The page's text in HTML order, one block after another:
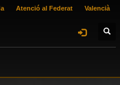
Atenció al Federat Valencià